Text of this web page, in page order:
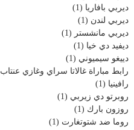
ديربي بافاريا (1)
ديربي لندن (1)
ديربي مانشستر (1)
ديفيد دي خيا (1)
دييغو سيميوني (1)
رابط مباراة غالاتا سراي وغازي عنتاب
رافينيا (1)
روبرتو دي زيربي (1)
روزون بارك (1)
روما ضد شتوتغارت (1)